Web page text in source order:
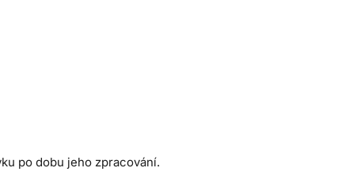
po dobu jeho zpracování.